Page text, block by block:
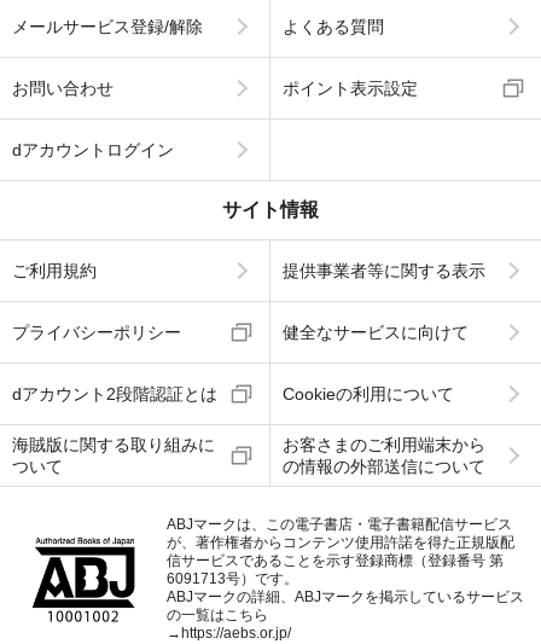
メールサービス登録/解除 よくある質問
お問い合わせ ポイント表示設定
dアカウントログイン
サイト情報
ご利用規約 提供事業者等に関する表示
プライバシーポリシー 健全なサービスに向けて
dアカウント2段階認証とは Cookieの利用について
海賊版に関する取り組みに
ついて
お客さまのご利用端末から
の情報の外部送信について
ABJマークは、この電子書店・電子書籍配信サービス
が、著作権者からコンテンツ使用許諾を得た正規版配
信サービスであることを示す登録商標（登録番号 第
6091713号）です。
ABJマークの詳細、ABJマークを掲示しているサービス
の一覧はこちら
→ https://aebs.or.jp/